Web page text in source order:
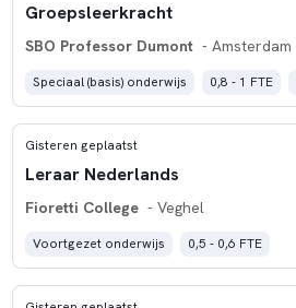
Groepsleerkracht
SBO Professor Dumont - Amsterdam
Speciaal (basis) onderwijs 0,8 - 1 FTE
Gisteren geplaatst
Leraar Nederlands
Fioretti College - Veghel
Voortgezet onderwijs 0,5 - 0,6 FTE